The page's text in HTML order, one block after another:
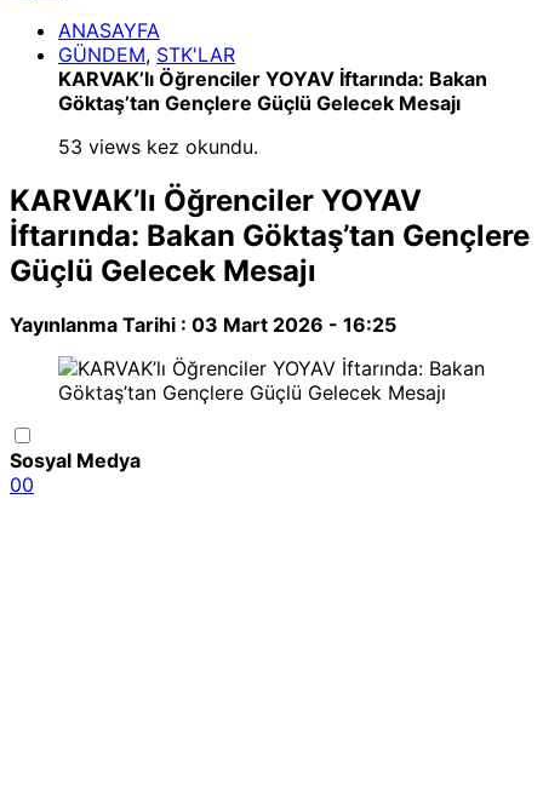
ANASAYFA
GÜNDEM, STK'LAR
KARVAK’lı Öğrenciler YOYAV İftarında: Bakan
Göktaş’tan Gençlere Güçlü Gelecek Mesajı
53 views kez okundu.
KARVAK’lı Öğrenciler YOYAV
İftarında: Bakan Göktaş’tan Gençlere
Güçlü Gelecek Mesajı
Yayınlanma Tarihi : 03 Mart 2026 - 16:25
Sosyal Medya
00